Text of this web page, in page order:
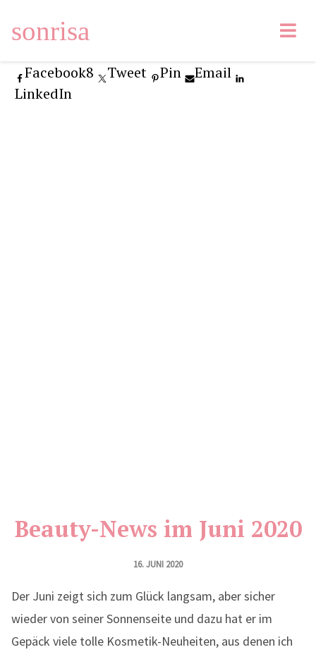
sonrisa
Facebook8 Tweet Pin
Email
LinkedIn
Beauty-News im Juni 2020
16. JUNI 2020
Der Juni zeigt sich zum Glück langsam, aber sicher
wieder von seiner Sonnenseite und dazu hat er im
Gepäck viele tolle Kosmetik-Neuheiten, aus denen ich